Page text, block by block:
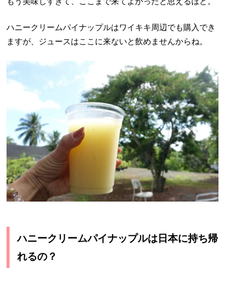
ハニークリームパイナップルはワイキキ周辺でも購入でき
ますが、ジュースはここに来ないと飲めませんからね。
ハニークリームパイナップルは日本に持ち帰
れるの？